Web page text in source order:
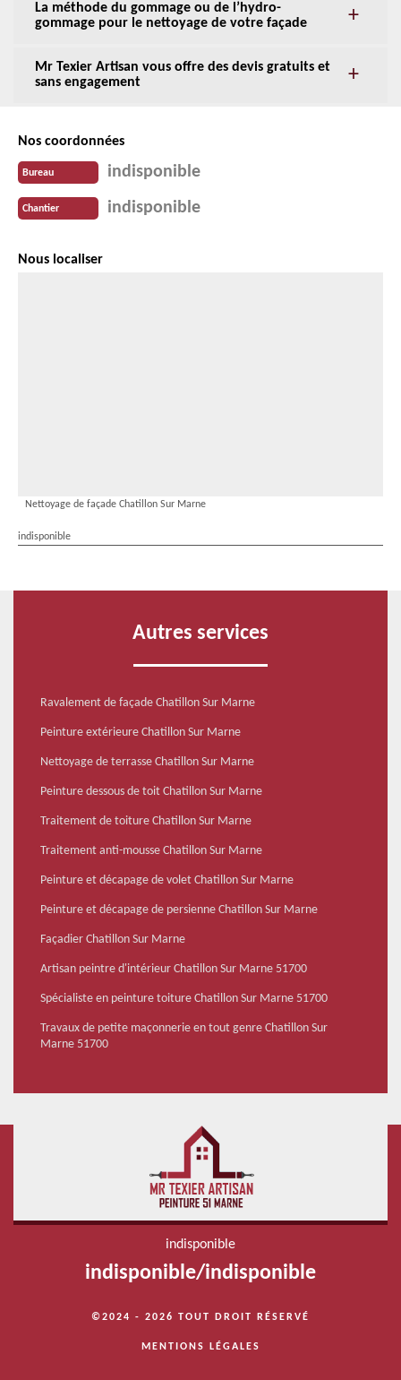
La méthode du gommage ou de l’hydro-
gommage pour le nettoyage de votre façade
Mr Texier Artisan vous offre des devis gratuits et
sans engagement
Nos coordonnées
Bureau indisponible
Chantier indisponible
Nous localiser
Nettoyage de façade Chatillon Sur Marne
indisponible
Autres services
Ravalement de façade Chatillon Sur Marne
Peinture extérieure Chatillon Sur Marne
Nettoyage de terrasse Chatillon Sur Marne
Peinture dessous de toit Chatillon Sur Marne
Traitement de toiture Chatillon Sur Marne
Traitement anti-mousse Chatillon Sur Marne
Peinture et décapage de volet Chatillon Sur Marne
Peinture et décapage de persienne Chatillon Sur Marne
Façadier Chatillon Sur Marne
Artisan peintre d'intérieur Chatillon Sur Marne 51700
Spécialiste en peinture toiture Chatillon Sur Marne 51700
Travaux de petite maçonnerie en tout genre Chatillon Sur
Marne 51700
indisponible
indisponible/indisponible
©2024 - 2026 TOUT DROIT RÉSERVÉ
MENTIONS LÉGALES